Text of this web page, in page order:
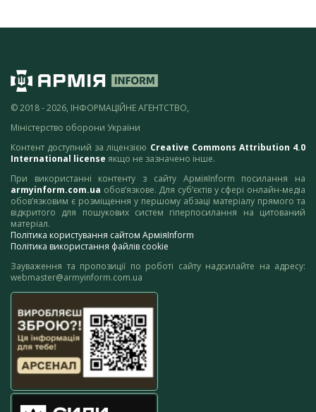
© 2018 - 2026, ІНФОРМАЦІЙНЕ АГЕНТСТВО,
Міністерство оборони України
Контент доступний за ліцензією Creative Commons Attribution 4.0
International license якщо не зазначено інше.
При використанні контенту з сайту АрміяInform посилання на
armyinform.com.ua обов’язкове. Для суб’єктів у сфері онлайн-медіа
обов’язковим є розміщення у першому абзаці матеріалу прямого та
відкритого для пошукових систем гіперпосилання на цитований
матеріал.
Політика користування сайтом АрміяInform
Політика використання файлів cookie
Зауваження та пропозиції по роботі сайту надсилайте на адресу:
webmaster@armyinform.com.ua